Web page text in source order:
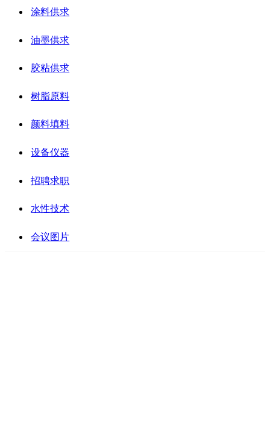
涂料供求
油墨供求
胶粘供求
树脂原料
颜料填料
设备仪器
招聘求职
水性技术
会议图片